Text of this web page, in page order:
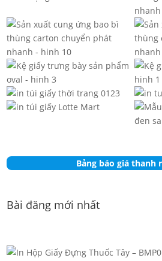
Bảng báo giá thanh
Bài đăng mới nhất